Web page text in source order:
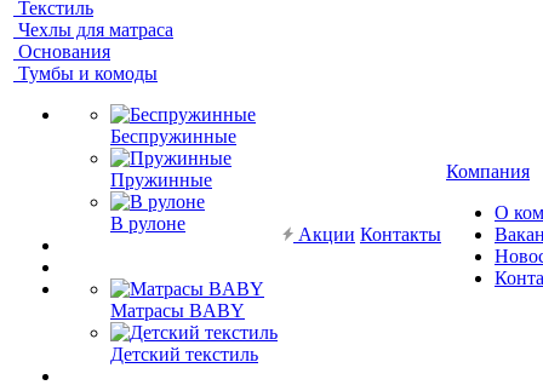
Текстиль
Чехлы для матраса
Основания
Тумбы и комоды
Беспружинные
Пружинные
В рулоне
Матрасы BABY
Детский текстиль
Акции Контакты
Компания
О